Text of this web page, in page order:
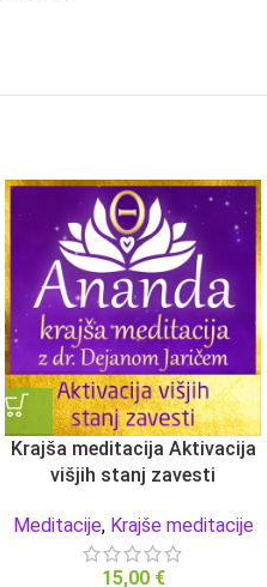
Krajša meditacija Aktivacija
višjih stanj zavesti
Meditacije, Krajše meditacije
15,00 €